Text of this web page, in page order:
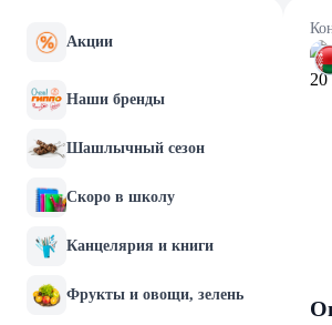
Акции
Наши бренды
Шашлычный сезон
Скоро в школу
Канцелярия и книги
Фрукты и овощи, зелень